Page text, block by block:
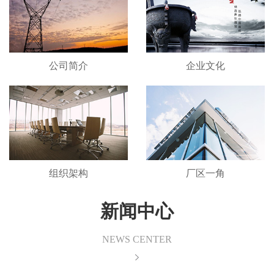
公司简介 企业文化
组织架构 厂区一角
新闻中心
NEWS CENTER